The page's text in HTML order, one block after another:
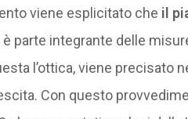
viene esplicitato che il
è parte integrante delle
l’ottica, viene precisato
Con questo